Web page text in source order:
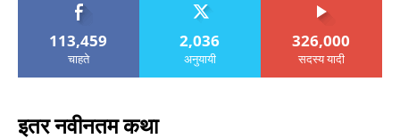
113,459
चाहते
2,036
अनुयायी
326,000
सदस्य यादी
इतर नवीनतम कथा